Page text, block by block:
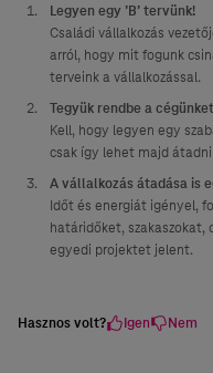
Legyen egy ’B’ tervünk!
Családi vállalkozás
arról, hogy mit fogunk
terveink a vállalkozással.
Tegyük rendbe a
Kell, hogy legyen egy
csak így lehet majd
A vállalkozás átadása is
Időt és energiát igényel,
határidőket, szakaszokat,
egyedi projektet jelent.
Hasznos volt? Igen Nem